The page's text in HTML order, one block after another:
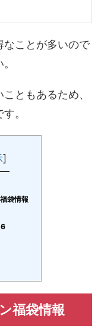
なことが多いので
ともあるため、
。
]
袋情報
福袋情報